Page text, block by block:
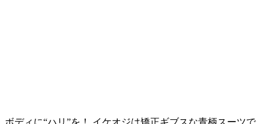
ボディに“ハリ”を！ イケオジは矯正ギブスな青柄スーツで